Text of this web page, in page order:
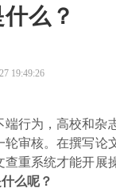
么？
19:49:26
行为，高校和杂
审核。在撰写论
重系统才能开展
么呢？